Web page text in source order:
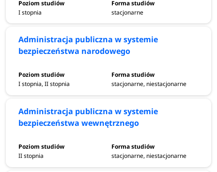
I stopnia stacjonarne
Administracja publiczna w systemie
bezpieczeństwa narodowego
I stopnia, II stopnia stacjonarne, niestacjonarne
Administracja publiczna w systemie
bezpieczeństwa wewnętrznego
II stopnia stacjonarne, niestacjonarne